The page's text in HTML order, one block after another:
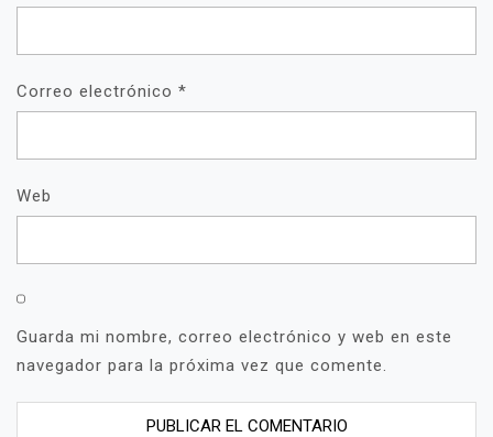
Correo electrónico *
Web
Guarda mi nombre, correo electrónico y web en este
navegador para la próxima vez que comente.